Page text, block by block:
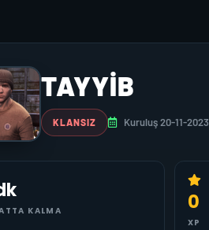
TAYYİB
KLANSIZ Kuruluş 20-11-2023
KALMA 0
XP